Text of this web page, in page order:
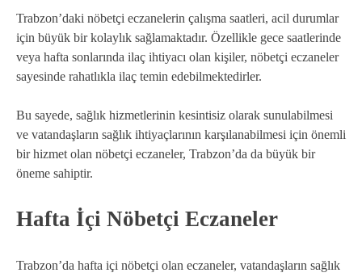
Trabzon’daki nöbetçi eczanelerin çalışma saatleri, acil durumlar
için büyük bir kolaylık sağlamaktadır. Özellikle gece saatlerinde
veya hafta sonlarında ilaç ihtiyacı olan kişiler, nöbetçi eczaneler
sayesinde rahatlıkla ilaç temin edebilmektedirler.
Bu sayede, sağlık hizmetlerinin kesintisiz olarak sunulabilmesi
ve vatandaşların sağlık ihtiyaçlarının karşılanabilmesi için önemli
bir hizmet olan nöbetçi eczaneler, Trabzon’da da büyük bir
öneme sahiptir.
Hafta İçi Nöbetçi Eczaneler
Trabzon’da hafta içi nöbetçi olan eczaneler, vatandaşların sağlık